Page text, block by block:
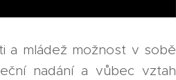
a mládež možnost v sobě
nadání a vůbec vztah